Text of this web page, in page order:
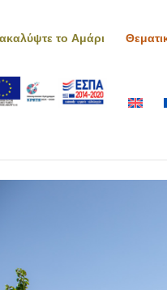
το Αμάρι